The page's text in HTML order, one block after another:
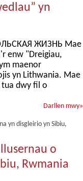
yn
ЖИЗНЬ Mae
enw "Dreigiau,
maenor
yn Lithwania. Mae
tua dwy fil o
Darllen mwy»
o
Rwmania